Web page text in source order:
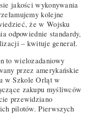
jakości wykonywania
kolejne
że w Wojsku
odpowiednie standardy,
– kwituje generał.
to wielozadaniowy
przez amerykańskie
w Szkole Orląt w
zakupu myśliwców
przewidziano
pilotów. Pierwszych